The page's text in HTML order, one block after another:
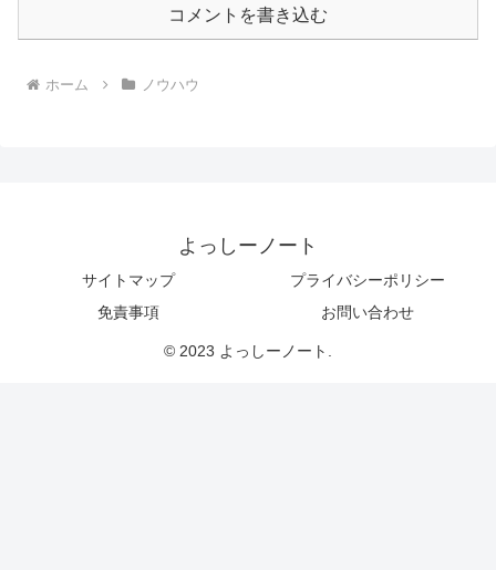
コメントを書き込む
ホーム ノウハウ
よっしーノート
サイトマップ
プライバシーポリシー
免責事項
お問い合わせ
© 2023 よっしーノート.